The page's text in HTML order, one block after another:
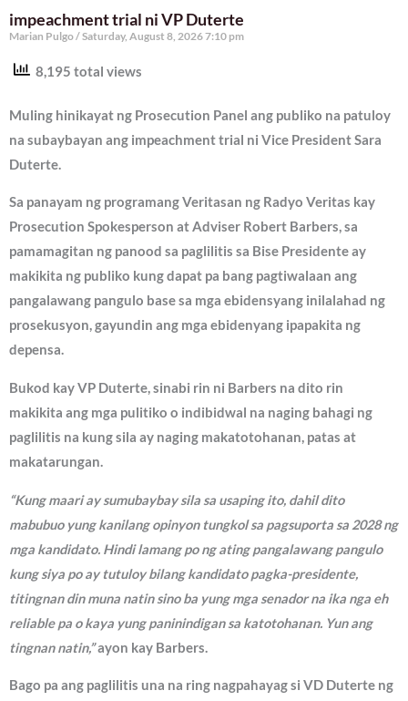
impeachment trial ni VP Duterte
Marian Pulgo Saturday, August 8, 2026 7:10 pm
8,195 total views
Muling hinikayat ng Prosecution Panel ang publiko na patuloy
na subaybayan ang impeachment trial ni Vice President Sara
Duterte.
Sa panayam ng programang Veritasan ng Radyo Veritas kay
Prosecution Spokesperson at Adviser Robert Barbers, sa
pamamagitan ng panood sa paglilitis sa Bise Presidente ay
makikita ng publiko kung dapat pa bang pagtiwalaan ang
pangalawang pangulo base sa mga ebidensyang inilalahad ng
prosekusyon, gayundin ang mga ebidenyang ipapakita ng
depensa.
Bukod kay VP Duterte, sinabi rin ni Barbers na dito rin
makikita ang mga pulitiko o indibidwal na naging bahagi ng
paglilitis na kung sila ay naging makatotohanan, patas at
makatarungan.
“Kung maari ay sumubaybay sila sa usaping ito, dahil dito
mabubuo yung kanilang opinyon tungkol sa pagsuporta sa 2028 ng
mga kandidato. Hindi lamang po ng ating pangalawang pangulo
kung siya po ay tutuloy bilang kandidato pagka-presidente,
titingnan din muna natin sino ba yung mga senador na ika nga eh
reliable pa o kaya yung paninindigan sa katotohanan. Yun ang
tingnan natin,”ayon kay Barbers.
Bago pa ang paglilitis una na ring nagpahayag si VD Duterte ng